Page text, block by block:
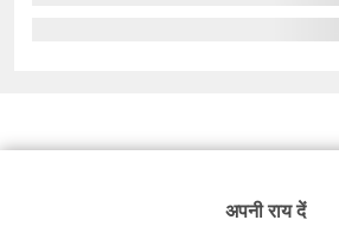
अपनी राय दें